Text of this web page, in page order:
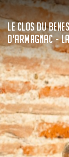
LE CLOS DU
D'ARMAGNAC -